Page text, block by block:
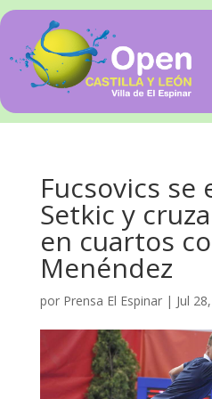
Fucsovics
Setkic y
en cuartos
Menéndez
por Prensa El Espinar| Jul